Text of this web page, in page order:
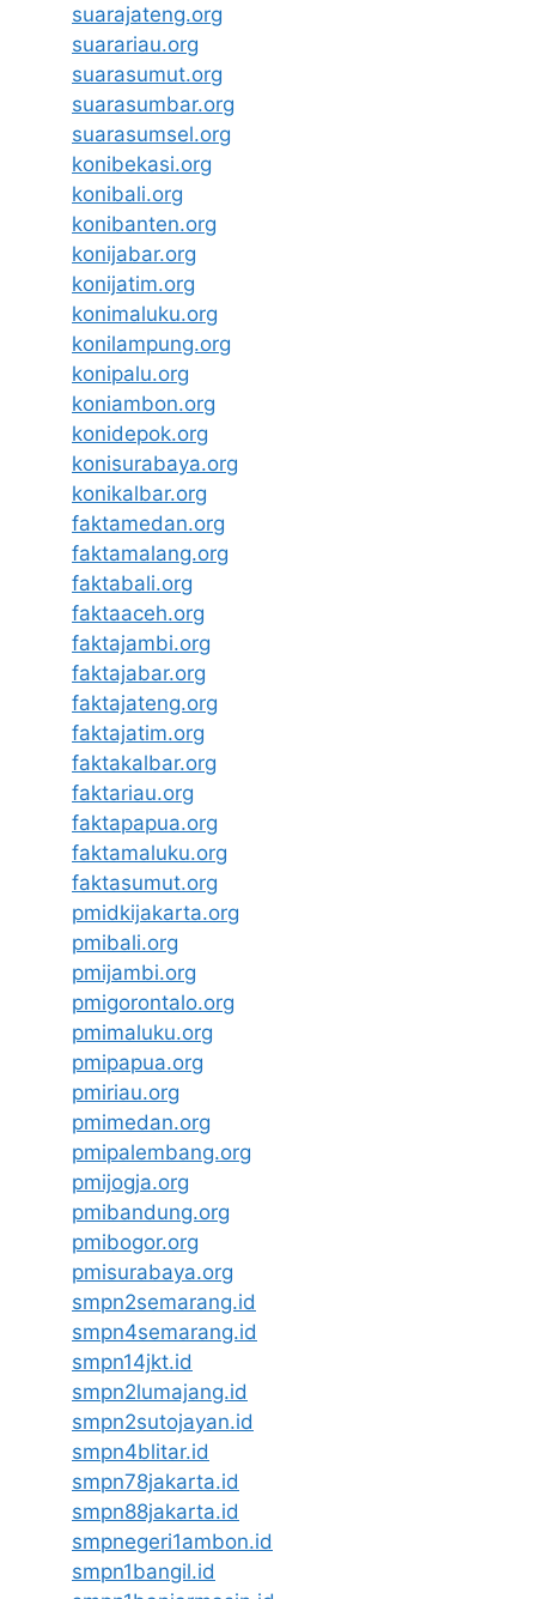
suarajateng.org
suarariau.org
suarasumut.org
suarasumbar.org
suarasumsel.org
konibekasi.org
konibali.org
konibanten.org
konijabar.org
konijatim.org
konimaluku.org
konilampung.org
konipalu.org
koniambon.org
konidepok.org
konisurabaya.org
konikalbar.org
faktamedan.org
faktamalang.org
faktabali.org
faktaaceh.org
faktajambi.org
faktajabar.org
faktajateng.org
faktajatim.org
faktakalbar.org
faktariau.org
faktapapua.org
faktamaluku.org
faktasumut.org
pmidkijakarta.org
pmibali.org
pmijambi.org
pmigorontalo.org
pmimaluku.org
pmipapua.org
pmiriau.org
pmimedan.org
pmipalembang.org
pmijogja.org
pmibandung.org
pmibogor.org
pmisurabaya.org
smpn2semarang.id
smpn4semarang.id
smpn14jkt.id
smpn2lumajang.id
smpn2sutojayan.id
smpn4blitar.id
smpn78jakarta.id
smpn88jakarta.id
smpnegeri1ambon.id
smpn1bangil.id